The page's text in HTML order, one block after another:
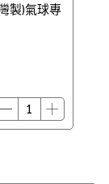
製)氣球專